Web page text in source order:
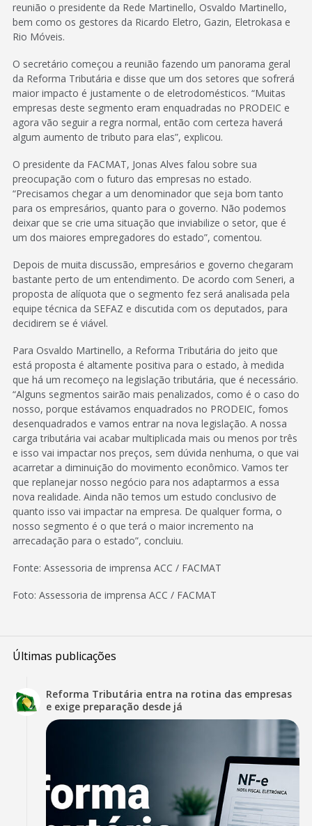
reunião o presidente da Rede Martinello, Osvaldo Martinello,
bem como os gestores da Ricardo Eletro, Gazin, Eletrokasa e
Rio Móveis.
O secretário começou a reunião fazendo um panorama geral
da Reforma Tributária e disse que um dos setores que sofrerá
maior impacto é justamente o de eletrodomésticos. “Muitas
empresas deste segmento eram enquadradas no PRODEIC e
agora vão seguir a regra normal, então com certeza haverá
algum aumento de tributo para elas”, explicou.
O presidente da FACMAT, Jonas Alves falou sobre sua
preocupação com o futuro das empresas no estado.
“Precisamos chegar a um denominador que seja bom tanto
para os empresários, quanto para o governo. Não podemos
deixar que se crie uma situação que inviabilize o setor, que é
um dos maiores empregadores do estado”, comentou.
Depois de muita discussão, empresários e governo chegaram
bastante perto de um entendimento. De acordo com Seneri, a
proposta de alíquota que o segmento fez será analisada pela
equipe técnica da SEFAZ e discutida com os deputados, para
decidirem se é viável.
Para Osvaldo Martinello, a Reforma Tributária do jeito que
está proposta é altamente positiva para o estado, à medida
que há um recomeço na legislação tributária, que é necessário.
“Alguns segmentos sairão mais penalizados, como é o caso do
nosso, porque estávamos enquadrados no PRODEIC, fomos
desenquadrados e vamos entrar na nova legislação. A nossa
carga tributária vai acabar multiplicada mais ou menos por três
e isso vai impactar nos preços, sem dúvida nenhuma, o que vai
acarretar a diminuição do movimento econômico. Vamos ter
que replanejar nosso negócio para nos adaptarmos a essa
nova realidade. Ainda não temos um estudo conclusivo de
quanto isso vai impactar na empresa. De qualquer forma, o
nosso segmento é o que terá o maior incremento na
arrecadação para o estado”, concluiu.
Fonte: Assessoria de imprensa ACC / FACMAT
Foto: Assessoria de imprensa ACC / FACMAT
Últimas publicações
Reforma Tributária entra na rotina das empresas
e exige preparação desde já